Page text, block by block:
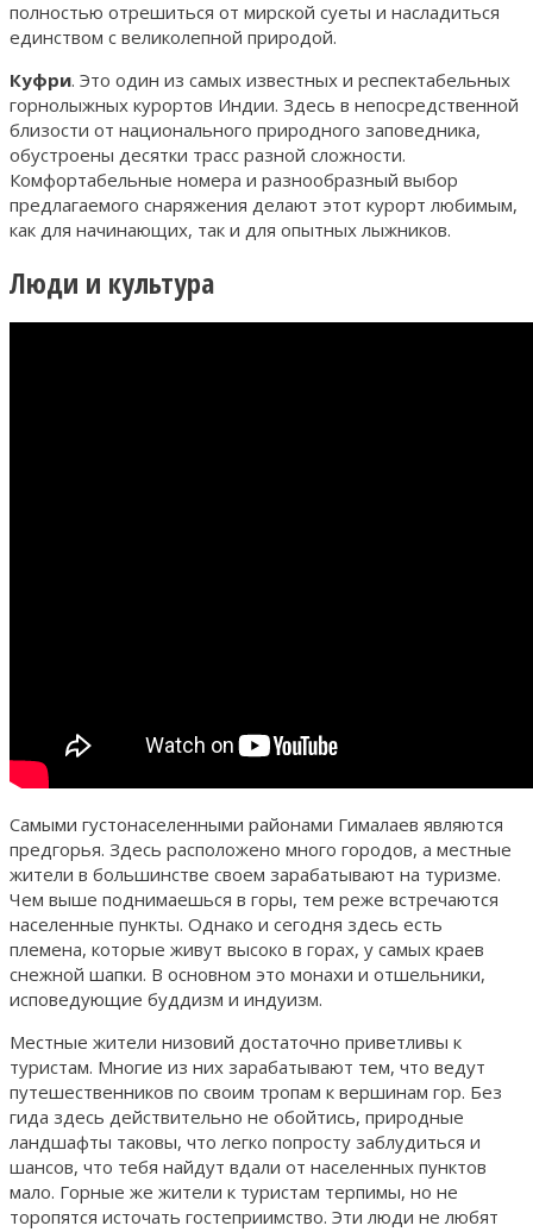
полностью отрешиться от мирской суеты и насладиться
единством с великолепной природой.
Куфри. Это один из самых известных и респектабельных
горнолыжных курортов Индии. Здесь в непосредственной
близости от национального природного заповедника,
обустроены десятки трасс разной сложности.
Комфортабельные номера и разнообразный выбор
предлагаемого снаряжения делают этот курорт любимым,
как для начинающих, так и для опытных лыжников.
Люди и культура
Самыми густонаселенными районами Гималаев являются
предгорья. Здесь расположено много городов, а местные
жители в большинстве своем зарабатывают на туризме.
Чем выше поднимаешься в горы, тем реже встречаются
населенные пункты. Однако и сегодня здесь есть
племена, которые живут высоко в горах, у самых краев
снежной шапки. В основном это монахи и отшельники,
исповедующие буддизм и индуизм.
Местные жители низовий достаточно приветливы к
туристам. Многие из них зарабатывают тем, что ведут
путешественников по своим тропам к вершинам гор. Без
гида здесь действительно не обойтись, природные
ландшафты таковы, что легко попросту заблудиться и
шансов, что тебя найдут вдали от населенных пунктов
мало. Горные же жители к туристам терпимы, но не
торопятся источать гостеприимство. Эти люди не любят